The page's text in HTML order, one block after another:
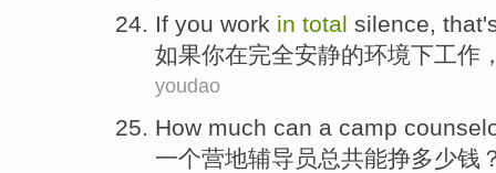
If you work in total silence,
如果你在完全安静的环境下工作
youdao
How much can a camp
一个营地辅导员总共能挣多少钱